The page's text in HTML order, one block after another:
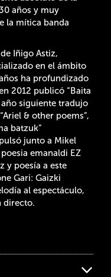
años y muy
la mítica banda
Iñigo Astiz,
en el ámbito
ha profundizado
2012 publicó “Baita
año siguiente tradujo
& other poems”,
batzuk”
junto a Mikel
emanaldi EZ
y poesía a este
Gari: Gaizki
al espectáculo,
directo.